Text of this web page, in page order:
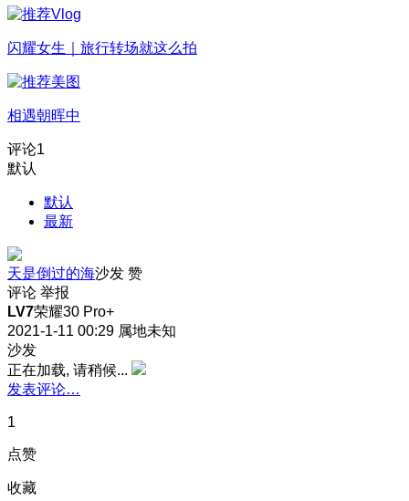
闪耀女生｜旅行转场就这么拍
相遇朝晖中
评论1
默认
默认
最新
天是倒过的海沙发 赞
评论 举报
LV7荣耀30 Pro+
2021-1-11 00:29 属地未知
沙发
正在加载, 请稍候...
发表评论…
1
点赞
收藏